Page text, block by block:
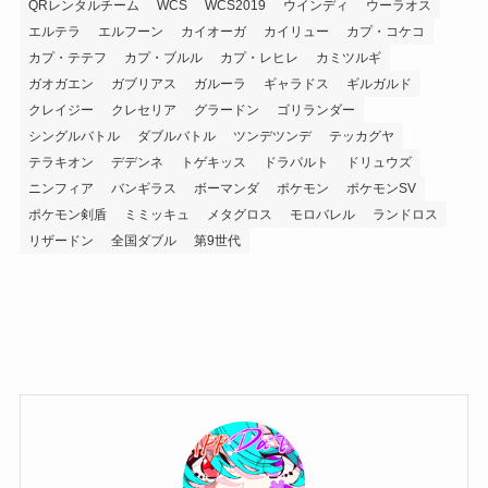
QRレンタルチーム WCS WCS2019 ウインディ
ウーラオス
エルテラ
エルフーン カイオーガ カイリュー
カプ・コケコ
カプ・テテフ
カプ・ブルル カプ・レヒレ
カミツルギ
ガオガエン
ガブリアス ガルーラ ギャラドス
ギルガルド
クレイジー
クレセリア グラードン
ゴリランダー
シングルバトル
ダブルバトル ツンデツンデ
テッカグヤ
テラキオン
デデンネ トゲキッス ドラパルト
ドリュウズ
ニンフィア
バンギラス ボーマンダ ポケモン
ポケモンSV
ポケモン剣盾
ミミッキュ メタグロス モロバレル
ランドロス
リザードン
全国ダブル 第9世代